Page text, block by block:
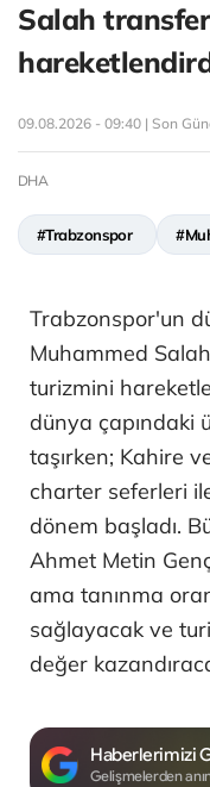
Salah
09.08.2026 - 09:40 | Son
DHA
#Trabzonspor
Trabzonspor'un
Muhammed
turizmini
dünya çapındaki
taşırken; Kahire
charter seferleri
dönem başladı.
Ahmet Metin
ama tanınma
sağlayacak ve
değer
Haberlerimizi
Gelişmelerden